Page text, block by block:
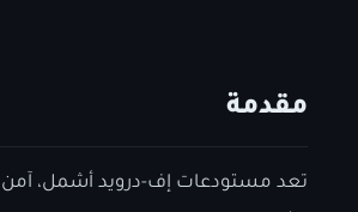
مقدمة
تعد مستودعات إف-درويد أشمل،